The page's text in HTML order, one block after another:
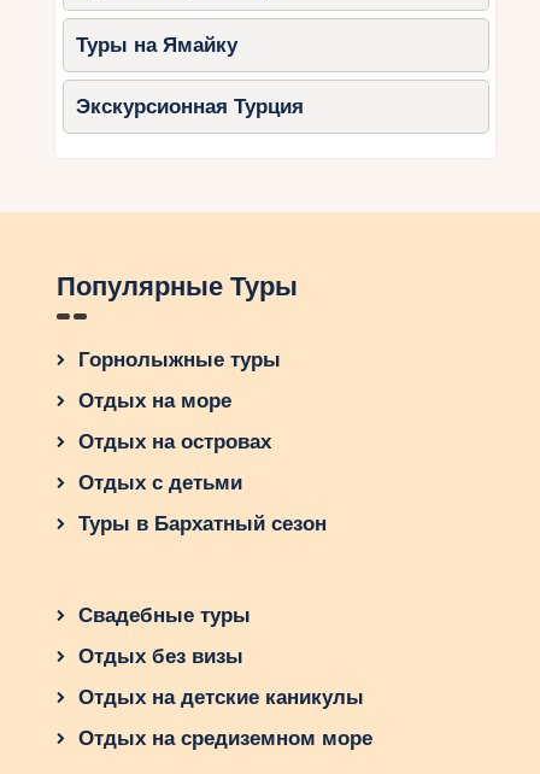
Туры на Ямайку
Экскурсионная Турция
Популярные Туры
Горнолыжные туры
Отдых на море
Отдых на островах
Отдых с детьми
Туры в Бархатный сезон
Свадебные туры
Отдых без визы
Отдых на детские каникулы
Отдых на средиземном море